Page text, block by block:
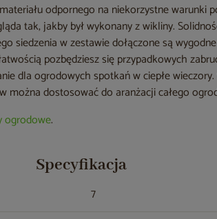
odpornego na niekorzystne warunki
tak, jakby był wykonany z wikliny.
siedzenia w zestawie dołączone są
pozbędziesz się przypadkowych
dla ogrodowych spotkań w ciepłe
można dostosować do aranżacji całego
ogrodowe.
Specyfikacja
7